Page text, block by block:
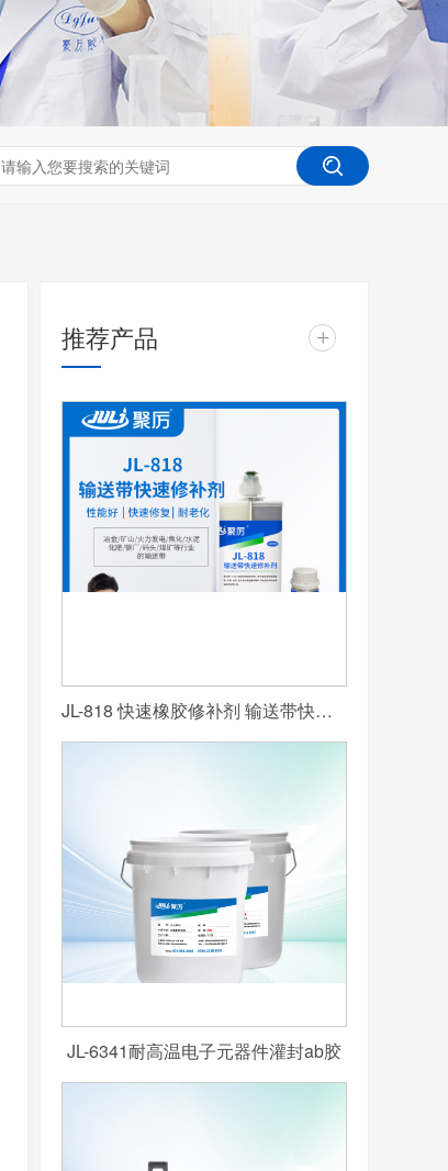
推荐产品 +
JL-818 快速橡胶修补剂 输送带快速修补
JL-6341耐高温电子元器件灌封ab胶